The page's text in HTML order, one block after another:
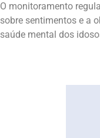
O monitoramento
sobre sentimentos e a
saúde mental dos